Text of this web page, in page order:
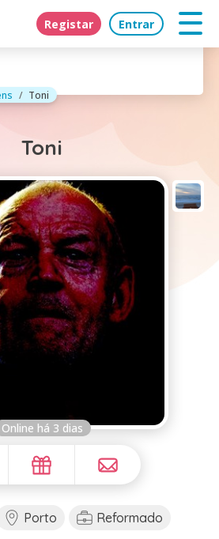
Registar Entrar
Toni
Toni
Online há 3 dias
Porto Reformado